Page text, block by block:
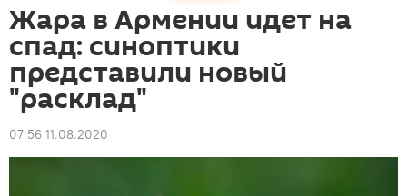
Жара в Армении идет на
спад: синоптики
представили новый
"расклад"
07:56 11.08.2020